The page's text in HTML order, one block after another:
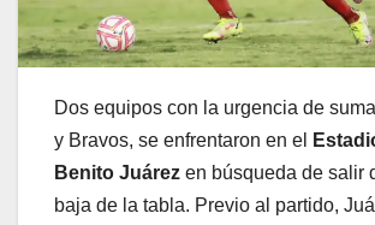
Dos equipos con la urgencia de
y Bravos, se enfrentaron en el
Benito Juárez en búsqueda de salir
baja de la tabla. Previo al partido,